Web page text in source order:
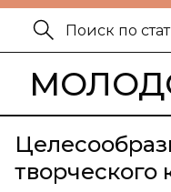
творческого